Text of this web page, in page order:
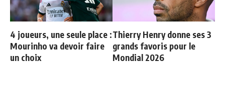
4 joueurs, une seule place :
Mourinho va devoir faire
un choix
Thierry Henry donne ses 3
grands favoris pour le
Mondial 2026